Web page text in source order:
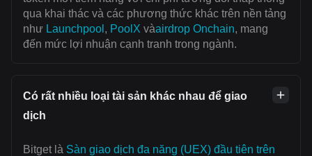
qua khai thác và các phương thức khác trên nền tảng
như Launchpool , PoolX vàairdrop Onchain, mang
đến mức lợi nhuận cạnh tranh trong ngành.
Có rất nhiều loại tài sản khác nhau để giao
dịch
Bitget là Sàn giao dịch đa năng (UEX) đầu tiên trên